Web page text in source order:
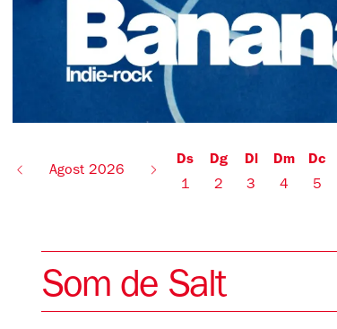
Agost 2026
Ds
1
Dg
2
Dl
3
Dm
4
Dc
5
Som de Salt